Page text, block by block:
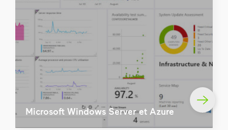
Microsoft Windows Server et Azure